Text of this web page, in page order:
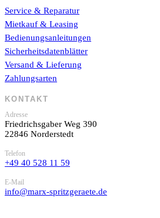
Service & Reparatur
Mietkauf & Leasing
Bedienungsanleitungen
Sicherheitsdatenblätter
Versand & Lieferung
Zahlungsarten
KONTAKT
Adresse
Friedrichsgaber Weg 390
22846 Norderstedt
Telefon
+49 40 528 11 59
E-Mail
info@marx-spritzgeraete.de